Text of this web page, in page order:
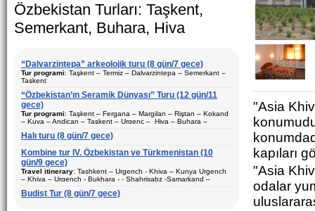
Özbekistan Turları: Taşkent,
Semerkant, Buhara, Hiva
“Dalvarzintepa” arkeolojik turu (8 gün/7 gece)
Tur programi: Taşkent – Termiz – Dalvarzintepa – Semerkant –
Taşkent
Süre: 8 gün/7 gece
Hareket şekli : Karayolu ve uçak
– Termiz (1) – Dalvarzintepa (3)
Sezon: Yil boyunca
Konaklama: tek ve iki kişilık odalar
Açiklama:Özbekistan turistik şehirleri gezilmesi. Surkhandarya
bölgesi arkeolojik kazılarını ziyaret etmek için en iyi tur programı
“Özbekistan’ın Seramik Dünyası” Turu (12 gün/11
gece)
Tur programi: Taşkent – Fergana – Margilan – Riştan – Kokand
– Kuva – Andican – Taşkent – Urgenç – Hiva – Buhara –
Hareket şekli: Karayolu ve uçak
Ziyaret edilecek şehirler (geceler): Taşkent (3) – Fergana (3) –
Margilan – Riştan – Kokand – Kuva – Andican – Hiva (1) –
Buhara (2) – Gijduvan – Semerkant (2)
Halı turu (8 gün/7 gece)
Kombine tur IV. Özbekistan ve Türkmenistan (10
gün/9 gece)
Travel itinerary: Tashkent – Urgench - Khiva – Kunya Urgench
– Khiva – Urgench - Bukhara - - Shahrisabz -Samarkand –
Budist Tur (8 gün/7 gece)
"Asia
kapıları
"Asia
odalar